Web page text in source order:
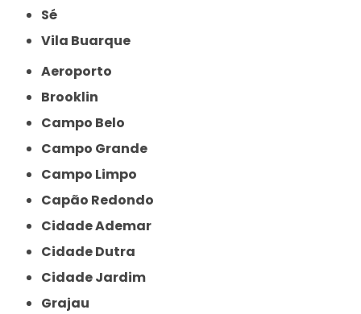
Sé
Vila Buarque
Aeroporto
Brooklin
Campo Belo
Campo Grande
Campo Limpo
Capão Redondo
Cidade Ademar
Cidade Dutra
Cidade Jardim
Grajau